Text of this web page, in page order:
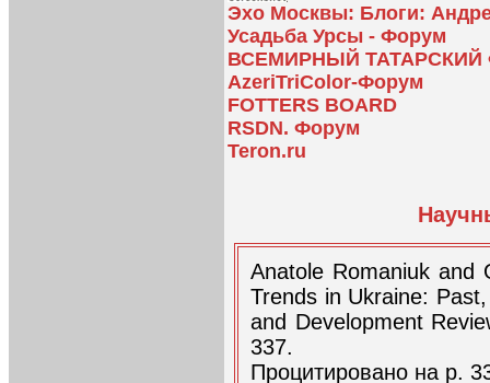
Эхо Москвы: Блоги:
Усадьба Урсы - Форум
ВСЕМИРНЫЙ
AzeriTriColor-Форум
FOTTERS BOARD
RSDN. Форум
Teron.ru
Anatole Romaniuk and
Trends in Ukraine:
and Development
337.
Процитировано на р.